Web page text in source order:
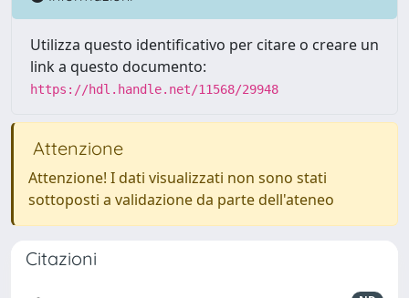
Utilizza questo identificativo per citare o creare un
link a questo documento:
https://hdl.handle.net/11568/29948
Attenzione
Attenzione! I dati visualizzati non sono stati
sottoposti a validazione da parte dell'ateneo
Citazioni